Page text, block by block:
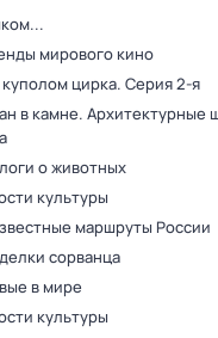
мирового кино
цирка. Серия 2-я
в камне. Архитектурные
о животных
культуры
маршруты России
сорванца
в мире
культуры